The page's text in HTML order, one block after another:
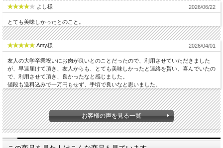
よし様 2026/06/22
とても美味しかったとのこと。
Amy様 2026/04/01
友人の大学卒業祝いにお肉が良いとのことだったので、利用させていただきました
が、早速届けて頂き、友人からも、とても美味しかったと連絡を貰い、喜んでいたの
で、利用させて頂き、良かったなと感じました。
値段も送料込みで一万円もせず、手頃で良いなと思いました。
お客様の声を見る一覧